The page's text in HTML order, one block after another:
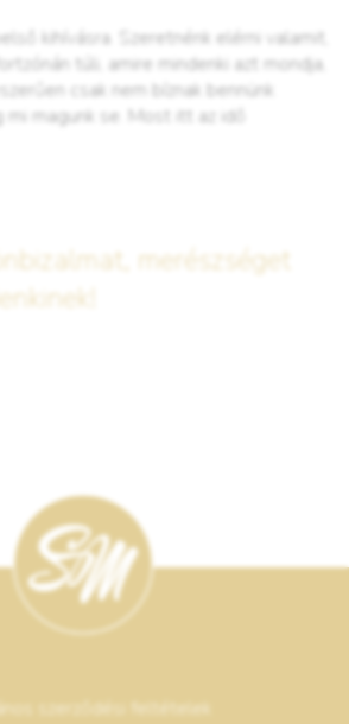
kihívásra. Szeretnénk elérni valamit,
túli, amire mindenki azt mondja,
csak nem bíznak bennünk
magunk se. Most itt az idő
merészséget
szerződési feltételek